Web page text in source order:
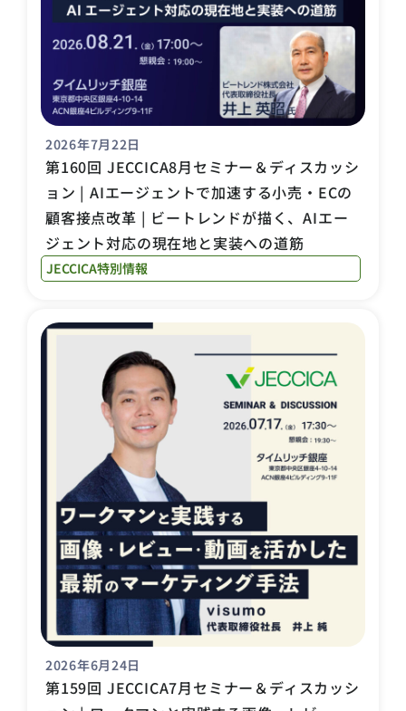
2026年7月22日
第160回 JECCICA8月セミナー＆ディスカッシ
ョン | AIエージェントで加速する小売・ECの
顧客接点改革 | ビートレンドが描く、AIエー
ジェント対応の現在地と実装への道筋
JECCICA特別情報
2026年6月24日
第159回 JECCICA7月セミナー＆ディスカッシ